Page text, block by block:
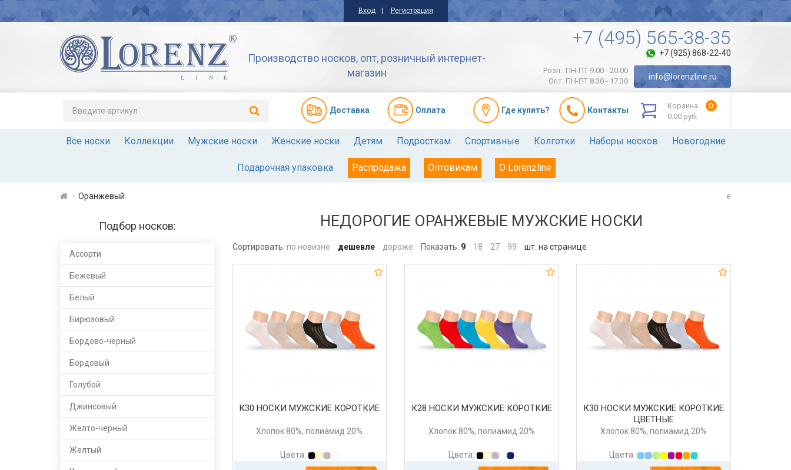
Вход Регистрация
Производство носков, опт, розничный интернет-
магазин
+7 (495) 565-38-35
+7 (925) 868-22-40
Розн.: ПН-ПТ 9.00 - 20.00
Опт: ПН-ПТ 8.30 - 17.30
info@lorenzline.ru
Доставкa Оплата Где купить? Контакты Корзина
0
0.00 руб.
Все носки Коллекции Мужские носки Женские носки Детям Подросткам Спортивные Колготки Наборы носков Новогодние
Подарочная упаковка Распродажа Оптовикам О Lorenzline
Оранжевый e
Подбор носков:
Ассорти
Бежевый
Белый
Бирюзовый
Бордово-черный
Бордовый
Голубой
Джинсовый
Желто-черный
Желтый
НЕДОРОГИЕ ОРАНЖЕВЫЕ МУЖСКИЕ НОСКИ
Сортировать: по новизне дешевле дороже Показать: 9 18 27 99 шт. на странице
К30 НОСКИ МУЖСКИЕ КОРОТКИЕ
Хлопок 80%, полиамид 20%
Цвета:
К28 НОСКИ МУЖСКИЕ КОРОТКИЕ
Хлопок 80%, полиамид 20%
Цвета:
К30 НОСКИ МУЖСКИЕ КОРОТКИЕ
ЦВЕТНЫЕ
Хлопок 80%, полиамид 20%
Цвета: